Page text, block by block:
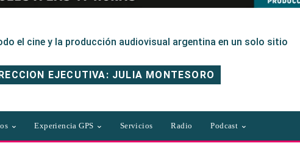
el cine y la producción audiovisual argentina en un solo sitio
EJECUTIVA: JULIA MONTESORO
Experiencia GPS Servicios Radio Podcast